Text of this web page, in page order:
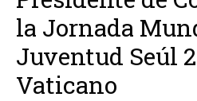
la Jornada
Juventud Seúl
Vaticano